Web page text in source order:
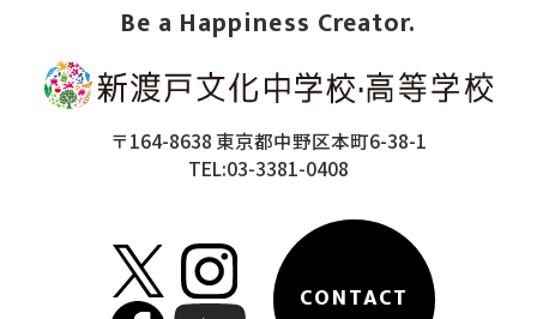
Be a Happiness Creator.
〒164-8638 東京都中野区本町6-38-1
TEL:03-3381-0408
CONTACT